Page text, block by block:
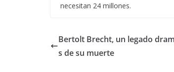
necesitan 24 millones.
Bertolt Brecht, un legado
s de su muerte